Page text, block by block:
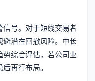
信号。对于短线交易者
避潜在回撤风险。中长
势综合评估，若公司业
再行布局。